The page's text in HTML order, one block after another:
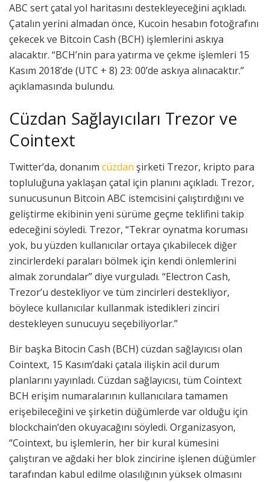
ABC sert çatal yol haritasını destekleyeceğini açıkladı.
Çatalın yerini almadan önce, Kucoin hesabın fotoğrafını
çekecek ve Bitcoin Cash (BCH) işlemlerini askıya
alacaktır. “BCH’nin para yatırma ve çekme işlemleri 15
Kasım 2018’de (UTC + 8) 23: 00’de askıya alınacaktır.”
açıklamasında bulundu.
Cüzdan Sağlayıcıları Trezor ve
Cointext
Twitter’da, donanım cüzdan şirketi Trezor, kripto para
topluluğuna yaklaşan çatal için planını açıkladı. Trezor,
sunucusunun Bitcoin ABC istemcisini çalıştırdığını ve
geliştirme ekibinin yeni sürüme geçme teklifini takip
edeceğini söyledi. Trezor, “Tekrar oynatma koruması
yok, bu yüzden kullanıcılar ortaya çıkabilecek diğer
zincirlerdeki paraları bölmek için kendi önlemlerini
almak zorundalar” diye vurguladı. “Electron Cash,
Trezor’u destekliyor ve tüm zincirleri destekliyor,
böylece kullanıcılar kullanmak istedikleri zinciri
destekleyen sunucuyu seçebiliyorlar.”
Bir başka Bitocin Cash (BCH) cüzdan sağlayıcısı olan
Cointext, 15 Kasım’daki çatala ilişkin acil durum
planlarını yayınladı. Cüzdan sağlayıcısı, tüm Cointext
BCH erişim numaralarının kullanıcılara tamamen
erişebileceğini ve şirketin düğümlerde var olduğu için
blockchain’den okuyacağını söyledi. Organizasyon,
“Cointext, bu işlemlerin, her bir kural kümesini
çalıştıran ve ağdaki her blok zincirine işlenen düğümler
tarafından kabul edilme olasılığının yüksek olmasını